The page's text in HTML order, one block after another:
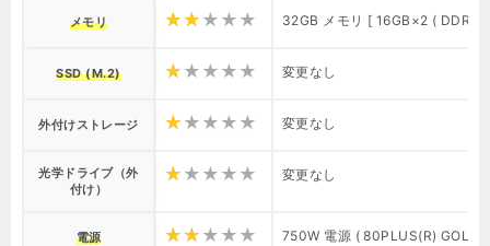
メモリ 32GB メモリ [ 16GB×2 (
SSD (M.2) 変更なし
外付けストレージ 変更なし
光学ドライブ（外
付け）
変更なし
電源 750W 電源 ( 80PLUS(R) GOLD